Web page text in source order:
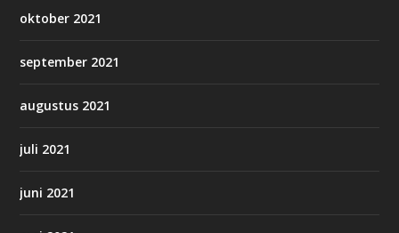
oktober 2021
september 2021
augustus 2021
juli 2021
juni 2021